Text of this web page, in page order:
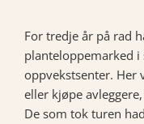
For tredje år på rad
planteloppemarked i
oppvekstsenter. Her
eller kjøpe
De som tok turen